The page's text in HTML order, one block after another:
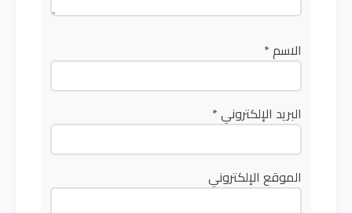
الاسم*
البريد الإلكتروني*
الموقع الإلكتروني